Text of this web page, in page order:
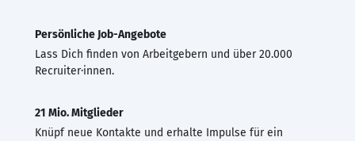
Persönliche Job-Angebote
Lass Dich finden von Arbeitgebern und über 20.000
Recruiter·innen.
21 Mio. Mitglieder
Knüpf neue Kontakte und erhalte Impulse für ein